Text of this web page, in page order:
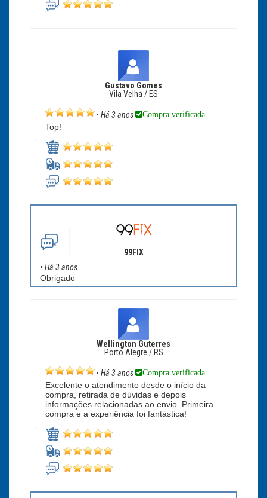
Gustavo Gomes
Vila Velha / ES
• Há 3 anos Compra verificada
Top!
99FIX
• Há 3 anos
Obrigado
Wellington Guterres
Porto Alegre / RS
• Há 3 anos Compra verificada
Excelente o atendimento desde o início da
compra, retirada de dúvidas e depois
informações relacionadas ao envio. Primeira
compra e a experiência foi fantástica!